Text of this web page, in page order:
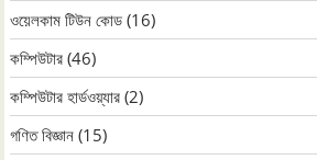
ওয়েলকাম টিউন কোড (16)
কম্পিউটার (46)
কম্পিউটার হার্ডওয়্যার (2)
গণিত বিজ্ঞান (15)